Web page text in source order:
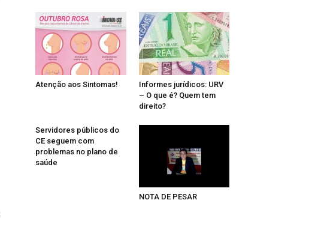
Atenção aos Sintomas!
Informes jurídicos: URV
– O que é? Quem tem
direito?
Servidores públicos do
CE seguem com
problemas no plano de
saúde
NOTA DE PESAR